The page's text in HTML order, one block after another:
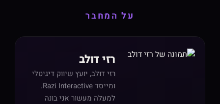
על המחבר
רזי דולב
רזי דולב, יועץ שיווק דיגיטלי
ומייסד Razi Interactive.
למעלה מעשור אני בונה